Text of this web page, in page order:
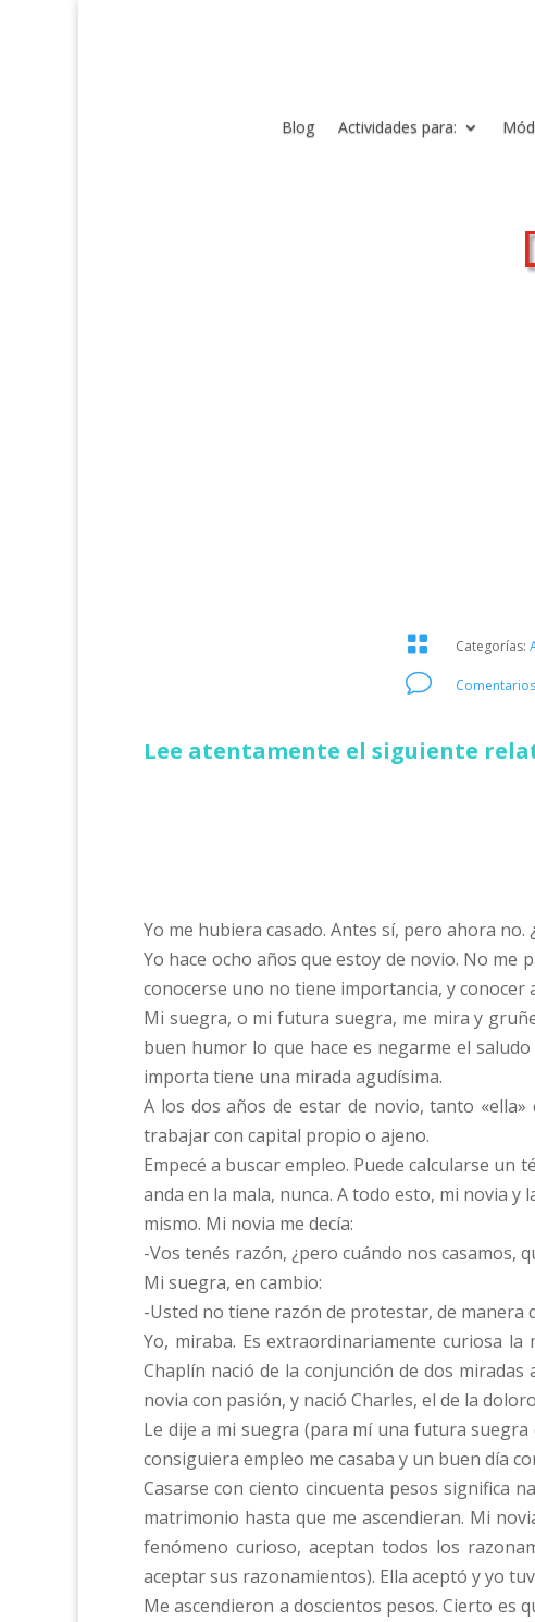
Blog Actividades para:
 Categorías:
v
Lee atentamente el siguiente
Yo me hubiera casado. Antes sí, pero ahora no.
Yo hace ocho años que estoy de novio. No me
conocerse uno no tiene importancia, y
Mi suegra, o mi futura suegra, me mira y
buen humor lo que hace es negarme el
importa tiene una mirada agudísima.
A los dos años de estar de novio, tanto
trabajar con capital propio o ajeno.
Empecé a buscar empleo. Puede calcularse un
anda en la mala, nunca. A todo esto, mi novia
mismo. Mi novia me decía:
-Vos tenés razón, ¿pero cuándo nos casamos,
Mi suegra, en cambio:
-Usted no tiene razón de protestar, de manera
Yo, miraba. Es extraordinariamente curiosa
Chaplín nació de la conjunción de dos
novia con pasión, y nació Charles, el de la
Le dije a mi suegra (para mí una futura
consiguiera empleo me casaba y un buen día
Casarse con ciento cincuenta pesos significa
matrimonio hasta que me ascendieran. Mi
fenómeno curioso, aceptan todos los
aceptar sus razonamientos). Ella aceptó y yo
Me ascendieron a doscientos pesos. Cierto es